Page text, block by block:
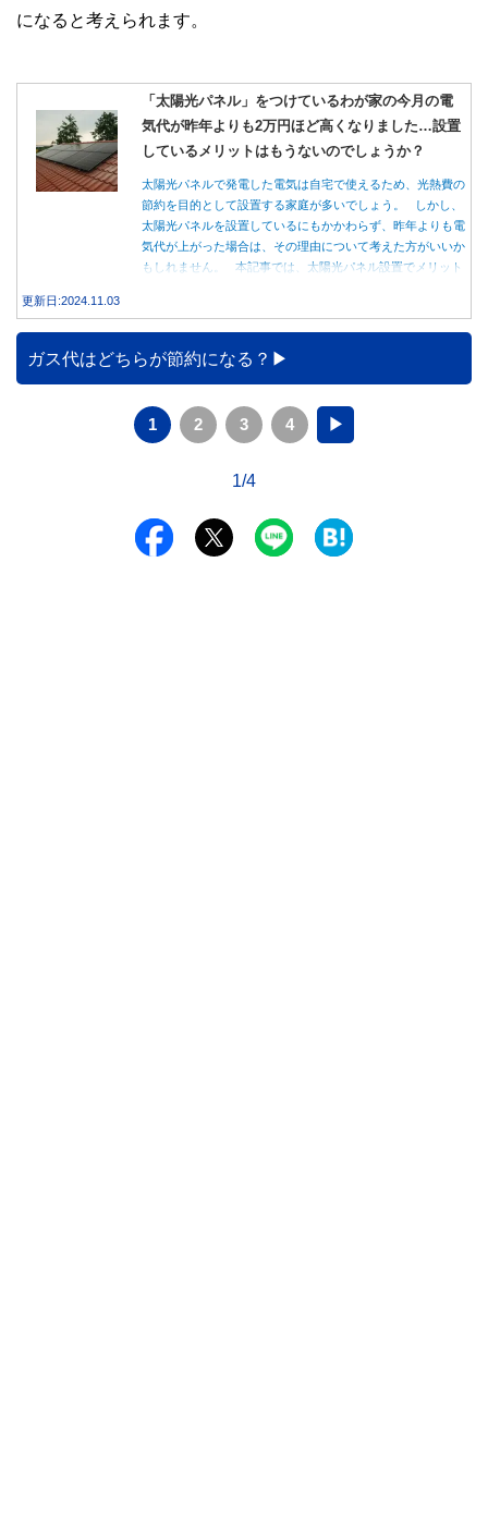
になると考えられます。
「太陽光パネル」をつけているわが家の今月の電
気代が昨年よりも2万円ほど高くなりました…設置
しているメリットはもうないのでしょうか？
太陽光パネルで発電した電気は自宅で使えるため、光熱費の
節約を目的として設置する家庭が多いでしょう。 しかし、
太陽光パネルを設置しているにもかかわらず、昨年よりも電
気代が上がった場合は、その理由について考えた方がいいか
もしれません。 本記事では、太陽光パネル設置でメリット
更新日:2024.11.03
ガス代はどちらが節約になる？
1 2 3 4 ▶
1/4